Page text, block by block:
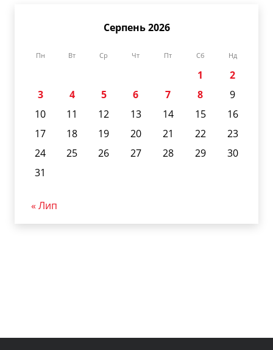
Серпень 2026
Пн Вт Ср Чт Пт Сб Нд
1
2
3
4 5 6 7 8
9
10
11 12 13 14 15
16
17
18 19 20 21 22
23
24
25 26 27 28 29
30
31
« Лип